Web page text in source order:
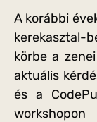
A korábbi
körbe a
aktuális
és a